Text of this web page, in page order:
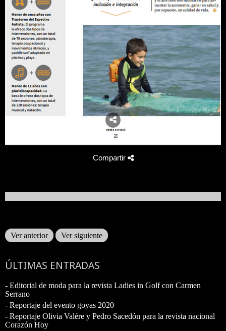
Compartir
Ver anterior Ver siguiente
ÚLTIMAS ENTRADAS
- Editorial de moda para la revista Ladies in Golf con Carmen
Serrano
- Reportaje del evento goyas 2020
- Reportaje Olivia Valére y Pedro Sacedón para la revista nacional
Corazón Hoy